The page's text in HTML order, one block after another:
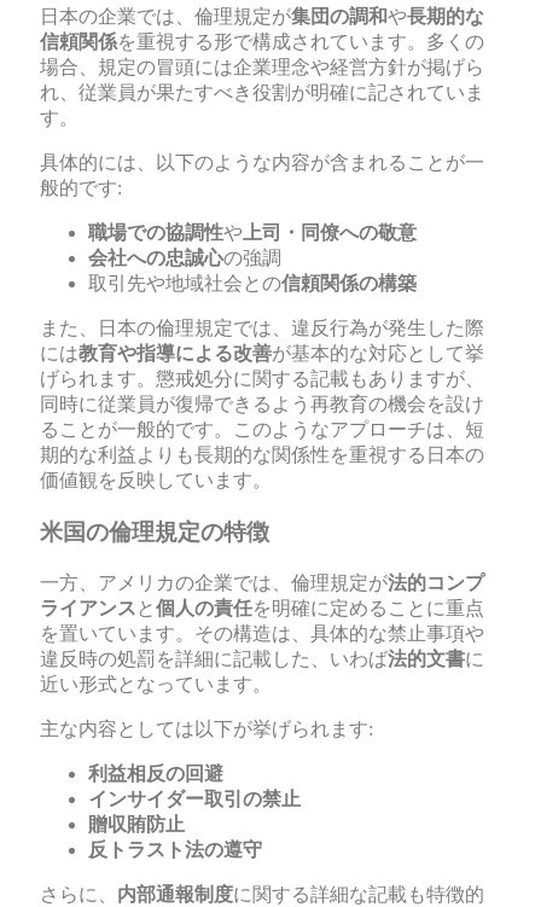
日本の企業では、倫理規定が集団の調和や長期的な
信頼関係を重視する形で構成されています。多くの
場合、規定の冒頭には企業理念や経営方針が掲げら
れ、従業員が果たすべき役割が明確に記されていま
す。
具体的には、以下のような内容が含まれることが一
般的です:
職場での協調性や 上司・同僚への敬意
会社への忠誠心の強調
取引先や地域社会との信頼関係の構築
また、日本の倫理規定では、違反行為が発生した際
には教育や指導による改善が基本的な対応として挙
げられます。懲戒処分に関する記載もありますが、
同時に従業員が復帰できるよう再教育の機会を設け
ることが一般的です。このようなアプローチは、短
期的な利益よりも長期的な関係性を重視する日本の
価値観を反映しています。
米国の倫理規定の特徴
一方、アメリカの企業では、倫理規定が法的コンプ
ライアンス と個人の責任を明確に定めることに重点
を置いています。その構造は、具体的な禁止事項や
違反時の処罰を詳細に記載した、いわば法的文書に
近い形式となっています。
主な内容としては以下が挙げられます:
利益相反の回避
インサイダー取引の禁止
贈収賄防止
反トラスト法の遵守
さらに、 内部通報制度に関する詳細な記載も特徴的